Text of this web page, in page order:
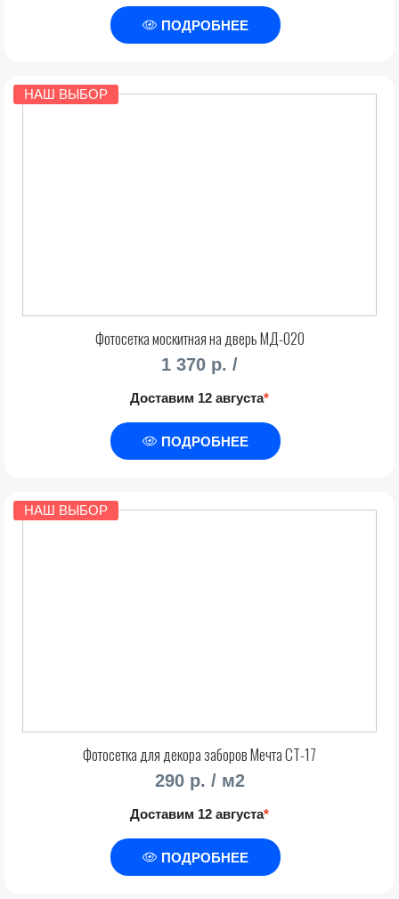
ПОДРОБНЕЕ
НАШ ВЫБОР
Фотосетка москитная на дверь МД-020
1 370 р. /
Доставим 12 августа*
ПОДРОБНЕЕ
НАШ ВЫБОР
Фотосетка для декора заборов Мечта СТ-17
290 р. / м2
Доставим 12 августа*
ПОДРОБНЕЕ